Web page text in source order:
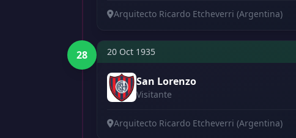
Arquitecto Ricardo Etcheverri (Argentina)
28 20 Oct 1935
San Lorenzo
Visitante
Arquitecto Ricardo Etcheverri (Argentina)